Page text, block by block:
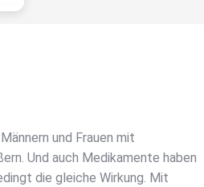
und Frauen mit
Und auch Medikamente haben
die gleiche Wirkung. Mit